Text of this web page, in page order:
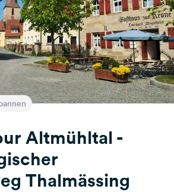
Altmühltal -
­Thalmässing